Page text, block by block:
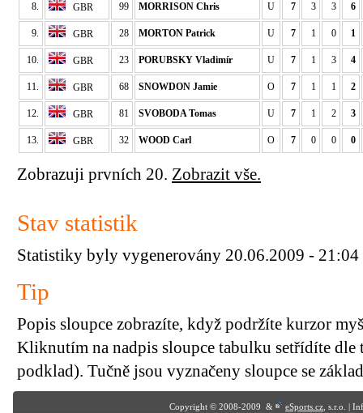
8. GBR 99 MORRISON Chris U 7 3 3 6
9. GBR 28 MORTON Patrick U 7 1 0 1
10. GBR 23 PORUBSKY Vladimír U 7 1 3 4
11. GBR 68 SNOWDON Jamie O 7 1 1 2
12. GBR 81 SVOBODA Tomas U 7 1 2 3
13. GBR 32 WOOD Carl O 7 0 0 0
Zobrazuji prvních 20. Zobrazit vše.
Stav statistik
Statistiky byly vygenerovány 20.06.2009 - 21:04
Tip
Popis sloupce zobrazíte, když podržíte kurzor
Kliknutím na nadpis sloupce tabulku setřídíte dle
podklad). Tučně jsou vyznačeny sloupce se
Copyright © 2008-2009 & eSports.cz , s.r.o. |